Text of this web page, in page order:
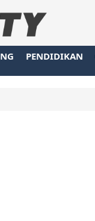
PENDIDIKAN